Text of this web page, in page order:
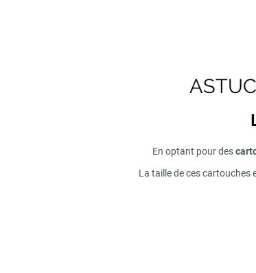
En optant pour des
La taille de ces cartouches